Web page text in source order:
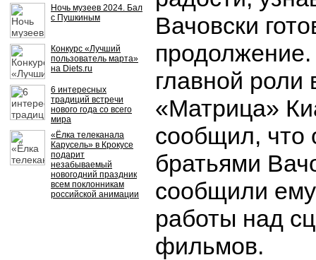
Ночь музеев 2024. Бал
с Пушкиным
Конкурс «Лучший
пользователь марта»
на Diets.ru
6 интересных
традиций встречи
нового года со всего
мира
«Ёлка телеканала
Карусель» в Крокусе
подарит
незабываемый
новогодний праздник
всем поклонникам
российской анимации
Вачовски
главной роли
«Матрица»
сообщил, что
братьями
сообщили
работы над
фильмов.